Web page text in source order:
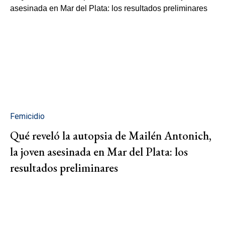
Femicidio
Qué reveló la autopsia de Mailén Antonich,
la joven asesinada en Mar del Plata: los
resultados preliminares